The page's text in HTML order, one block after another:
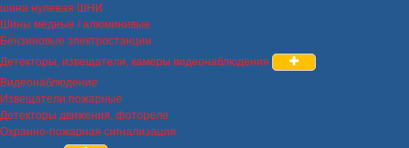
шина нулевая ШНИ
Шины медные / алюминивые
Бензиновые электростанции
Детекторы, извещатели, камеры видеонаблюдения
Видеонаблюдение
Извещатели пожарные
Детекторы движения, фотореле
Охранно-пожарная сигнализация